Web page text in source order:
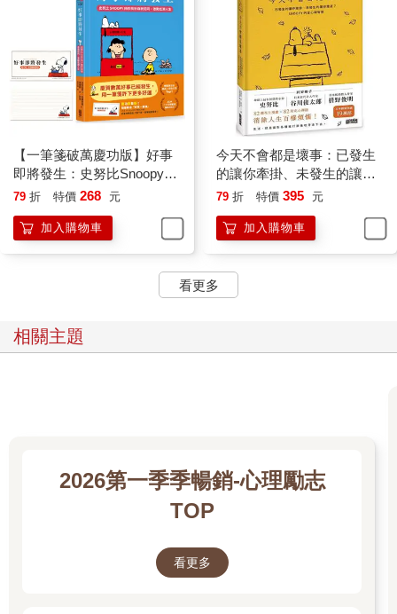
【一筆箋破萬慶功版】好事
即將發生：史努比Snoopy陪
你找到自我認同，激勵低潮
79 折 特價 268 元
加入購物車
今天不會都是壞事：已發生
的讓你牽掛、未發生的讓你
擔憂？SNOOPY史努比的定
79 折 特價 395 元
加入購物車
看更多
相關主題
2026第一季季暢銷-心理勵志
TOP
看更多